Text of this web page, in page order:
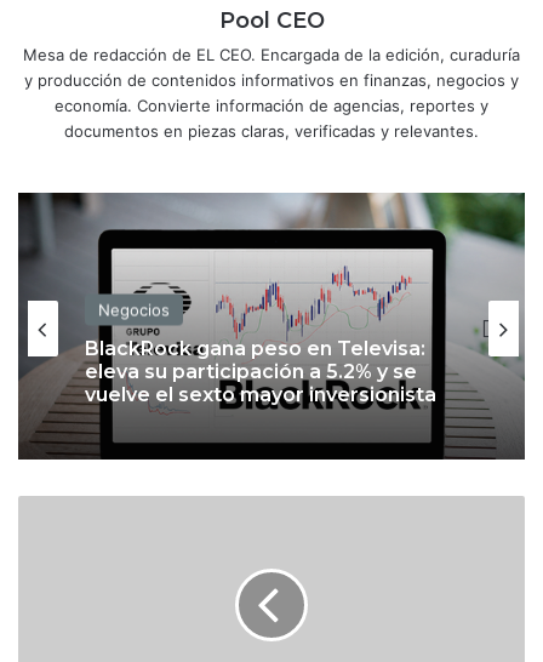
Pool CEO
Mesa de redacción de EL CEO. Encargada de la edición, curaduría
y producción de contenidos informativos en finanzas, negocios y
economía. Convierte información de agencias, reportes y
documentos en piezas claras, verificadas y relevantes.
Negocios
BlackRock gana peso en Televisa:
eleva su participación a 5.2% y se
vuelve el sexto mayor inversionista